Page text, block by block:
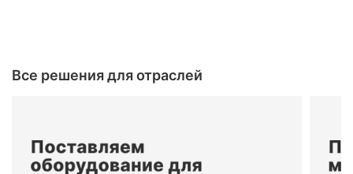
Все решения для отраслей